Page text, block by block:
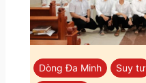
Dòng Đa Minh Suy tư